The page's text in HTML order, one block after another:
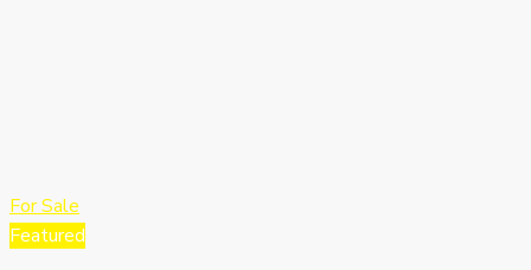
For Sale
Featured